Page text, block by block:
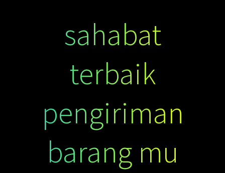
sahabat
terbaik
pengiriman
barang mu